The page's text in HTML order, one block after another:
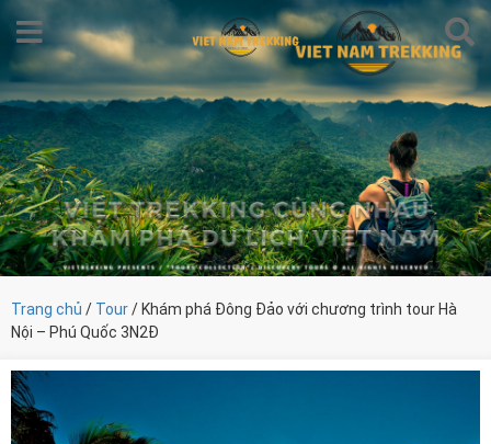
Trang chủ / Tour/ Khám phá Đông Đảo với chương trình tour Hà
Nội – Phú Quốc 3N2Đ